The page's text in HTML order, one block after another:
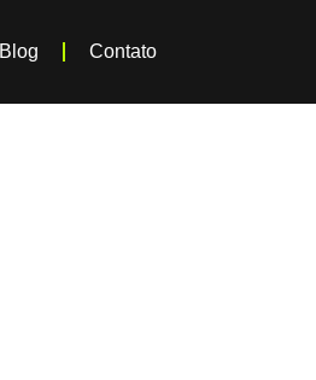
Blog Contato